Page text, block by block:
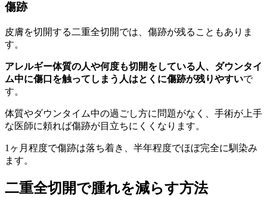
傷跡
皮膚を切開する二重全切開では、傷跡が残ることもありま
す。
アレルギー体質の人や何度も切開をしている人、ダウンタイ
ム中に傷口を触ってしまう人はとくに傷跡が残りやすいで
す。
体質やダウンタイム中の過ごし方に問題がなく、手術が上手
な医師に頼れば傷跡が目立ちにくくなります。
1ヶ月程度で傷跡は落ち着き、半年程度でほぼ完全に馴染み
ます。
二重全切開で腫れを減らす方法